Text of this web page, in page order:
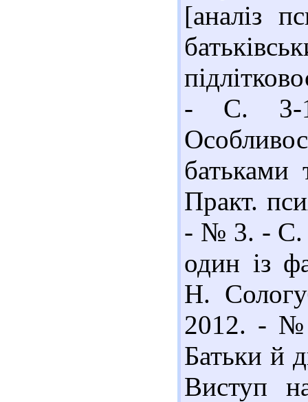
[аналіз
- С. 3-
батьками
Практ.
- № 3. - С.
один із
Н.
2012. -
Батьки й
Виступ